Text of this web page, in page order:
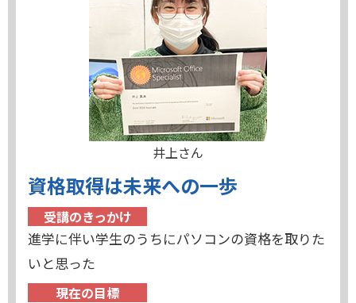
井上さん
資格取得は未来への一歩
受講のきっかけ
進学に伴い学生のうちにパソコンの資格を取りた
いと思った
現在の目標